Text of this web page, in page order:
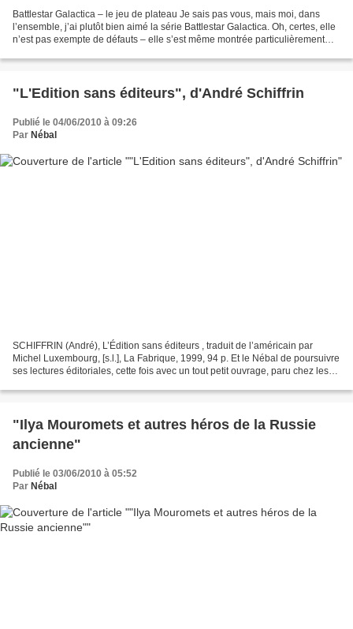
Battlestar Galactica – le jeu de plateau Je sais pas vous, mais moi, dans
l’ensemble, j’ai plutôt bien aimé la série Battlestar Galactica. Oh, certes, elle
n’est pas exempte de défauts – elle s’est même montrée particulièrement
"L'Edition sans éditeurs", d'André Schiffrin
Publié le 04/06/2010 à 09:26
Par Nébal
SCHIFFRIN (André), L’Édition sans éditeurs , traduit de l’américain par
Michel Luxembourg, [s.l.], La Fabrique, 1999, 94 p. Et le Nébal de poursuivre
ses lectures éditoriales, cette fois avec un tout petit ouvrage, paru chez les
"Ilya Mouromets et autres héros de la Russie
ancienne"
Publié le 03/06/2010 à 05:52
Par Nébal